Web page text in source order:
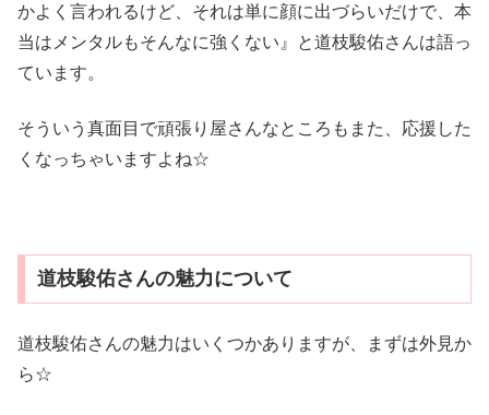
かよく言われるけど、それは単に顔に出づらいだけで、本
当はメンタルもそんなに強くない』と道枝駿佑さんは語っ
ています。
そういう真面目で頑張り屋さんなところもまた、応援した
くなっちゃいますよね☆
道枝駿佑さんの魅力について
道枝駿佑さんの魅力はいくつかありますが、まずは外見か
ら☆